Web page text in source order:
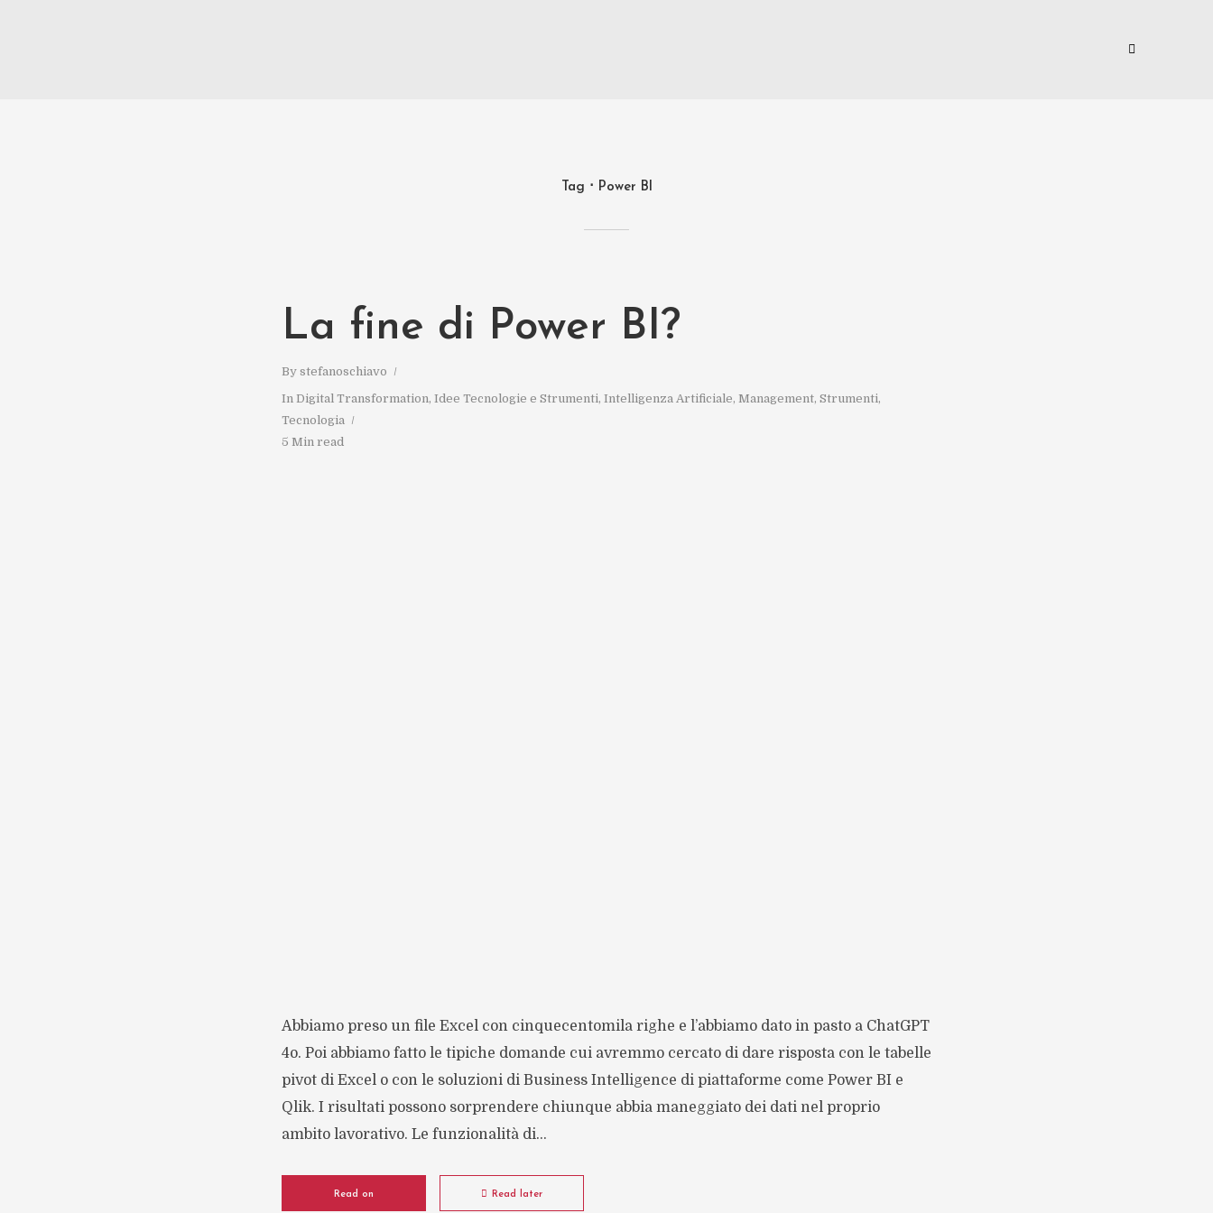
Tag Power BI
La fine di Power BI?
By stefanoschiavo
In Digital Transformation, Idee Tecnologie e Strumenti, Intelligenza Artificiale, Management, Strumenti,
Tecnologia
5 Min read
Abbiamo preso un file Excel con cinquecentomila righe e l’abbiamo dato in pasto a ChatGPT
4o. Poi abbiamo fatto le tipiche domande cui avremmo cercato di dare risposta con le tabelle
pivot di Excel o con le soluzioni di Business Intelligence di piattaforme come Power BI e
Qlik. I risultati possono sorprendere chiunque abbia maneggiato dei dati nel proprio
ambito lavorativo. Le funzionalità di...
Read on Read later